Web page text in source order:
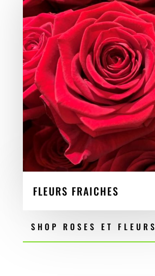
FLEURS FRAICHES
SHOP ROSES ET FLEURS